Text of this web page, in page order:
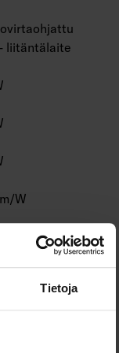
Tietoja
liitäntälaite
W